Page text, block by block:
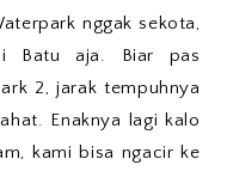
nggak sekota,
Batu aja. Biar pas
2, jarak tempuhnya
Enaknya lagi kalo
kami bisa ngacir ke